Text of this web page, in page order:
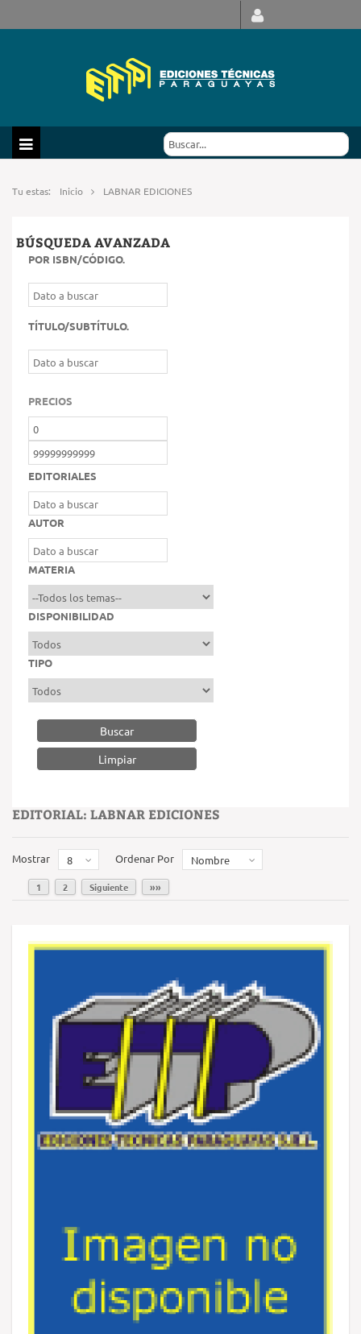
Tu estas: Inicio LABNAR EDICIONES
BÚSQUEDA AVANZADA
POR ISBN/CÓDIGO.
TÍTULO/SUBTÍTULO.
PRECIOS
EDITORIALES
AUTOR
MATERIA
DISPONIBILIDAD
TIPO
Buscar
EDITORIAL: LABNAR EDICIONES
Mostrar 8 Ordenar Por Nombre
1 2 Siguiente »»